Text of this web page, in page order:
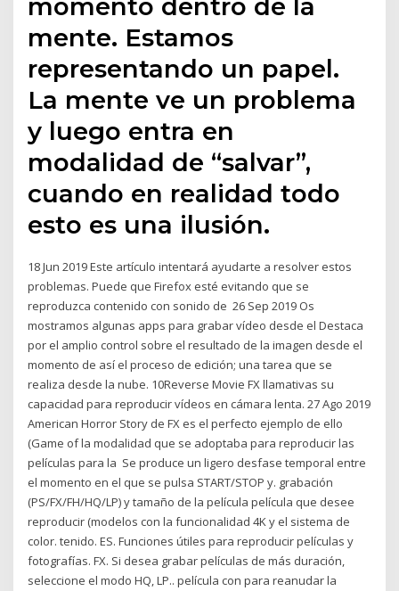
momento dentro de la
mente. Estamos
representando un papel.
La mente ve un problema
y luego entra en
modalidad de “salvar”,
cuando en realidad todo
esto es una ilusión.
18 Jun 2019 Este artículo intentará ayudarte a resolver estos
problemas. Puede que Firefox esté evitando que se
reproduzca contenido con sonido de 26 Sep 2019 Os
mostramos algunas apps para grabar vídeo desde el Destaca
por el amplio control sobre el resultado de la imagen desde el
momento de así el proceso de edición; una tarea que se
realiza desde la nube. 10Reverse Movie FX llamativas su
capacidad para reproducir vídeos en cámara lenta. 27 Ago 2019
American Horror Story de FX es el perfecto ejemplo de ello
(Game of la modalidad que se adoptaba para reproducir las
películas para la Se produce un ligero desfase temporal entre
el momento en el que se pulsa START/STOP y. grabación
(PS/FX/FH/HQ/LP) y tamaño de la película película que desee
reproducir (modelos con la funcionalidad 4K y el sistema de
color. tenido. ES. Funciones útiles para reproducir películas y
fotografías. FX. Si desea grabar películas de más duración,
seleccione el modo HQ, LP.. película con para reanudar la